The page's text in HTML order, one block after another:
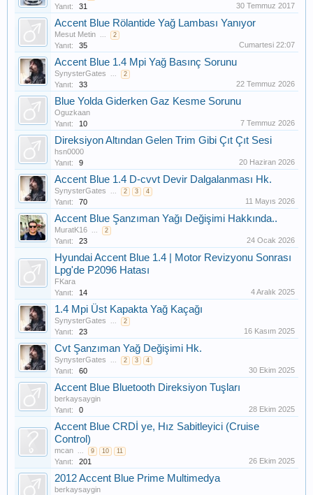
Yanıt: 31 30 Temmuz 2017
Accent Blue Rölantide Yağ Lambası Yanıyor
Mesut Metin ... 2
Yanıt: 35 Cumartesi 22:07
Accent Blue 1.4 Mpi Yağ Basınç Sorunu
SynysterGates ... 2
Yanıt: 33 22 Temmuz 2026
Blue Yolda Giderken Gaz Kesme Sorunu
Oguzkaan
Yanıt:
10 7 Temmuz 2026
Direksiyon Altından Gelen Trim Gibi Çıt Çıt Sesi
hsn0000
Yanıt:
9 20 Haziran 2026
Accent Blue 1.4 D-cvvt Devir Dalgalanması Hk.
SynysterGates ... 2 3 4
Yanıt: 70 11 Mayıs 2026
Accent Blue Şanzıman Yağı Değişimi Hakkında..
MuratK16 ... 2
Yanıt: 23 24 Ocak 2026
Hyundai Accent Blue 1.4 | Motor Revizyonu Sonrası
Lpg'de P2096 Hatası
FKara
Yanıt:
14 4 Aralık 2025
1.4 Mpi Üst Kapakta Yağ Kaçağı
SynysterGates ... 2
Yanıt: 23 16 Kasım 2025
Cvt Şanzıman Yağ Değişimi Hk.
SynysterGates ... 2 3 4
Yanıt: 60 30 Ekim 2025
Accent Blue Bluetooth Direksiyon Tuşları
berkaysaygin
Yanıt:
0 28 Ekim 2025
Accent Blue CRDİ ye, Hız Sabitleyici (Cruise
Control)
mcan ... 9 10 11
Yanıt: 201 26 Ekim 2025
2012 Accent Blue Prime Multimedya
berkaysaygin